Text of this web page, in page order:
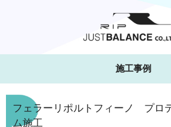
施工事例
フェラーリポルトフィーノ プロ
ム施工